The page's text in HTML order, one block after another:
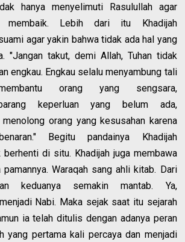
hanya menyelimuti Rasulullah agar
membaik. Lebih dari itu Khadijah
agar yakin bahwa tidak ada hal yang
"Jangan takut, demi Allah, Tuhan tidak
engkau. Engkau selalu menyambung tali
orang yang sengsara,
keperluan yang belum ada,
menolong orang yang kesusahan karena
Begitu pandainya Khadijah
berhenti di situ. Khadijah juga membawa
pamannya. Waraqah sang ahli kitab. Dari
keduanya semakin mantab. Ya,
Nabi. Maka sejak saat itu sejarah
ia telah ditulis dengan adanya peran
yang pertama kali percaya dan menjadi